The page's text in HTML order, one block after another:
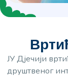
ЈУ Дјечији
друштвеног